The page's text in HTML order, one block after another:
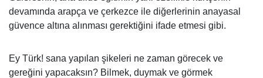
devamında arapça ve çerkezce ile diğerlerinin anayasal
güvence altına alınması gerektiğini ifade etmesi gibi.
Ey Türk! sana yapılan şikeleri ne zaman görecek ve
gereğini yapacaksın? Bilmek, duymak ve görmek